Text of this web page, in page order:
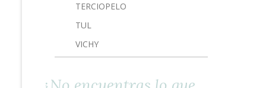
TERCIOPELO
TUL
VICHY